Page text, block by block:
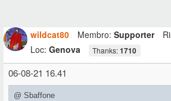
wildcat80 Membro: Supporter
Loc: Genova Thanks:1710
06-08-21 16.41
@ Sbaffone